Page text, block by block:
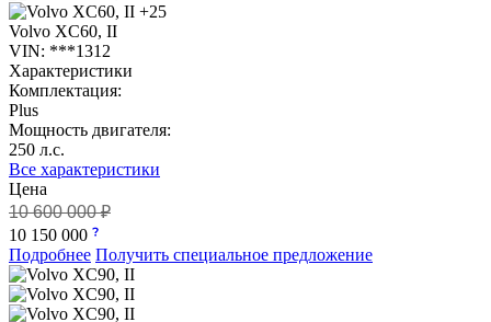
+25
Volvo XC60, II
VIN: ***1312
Характеристики
Комплектация:
Plus
Мощность двигателя:
250 л.с.
Все характеристики
Цена
10 600 000 ₽
10 150 000
Подробнее Получить специальное предложение